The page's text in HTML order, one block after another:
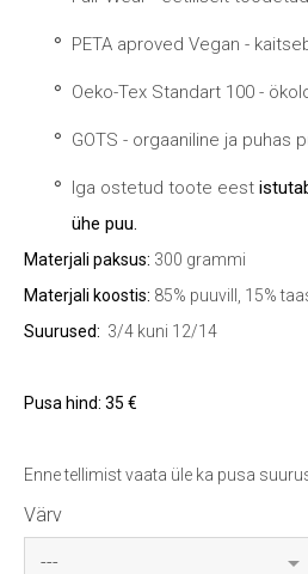
PETA aproved Vegan -
Oeko-Tex Standart 100 -
GOTS - orgaaniline ja puhas
Iga ostetud toote eest
ühe puu.
Materjali paksus: 300 grammi
Materjali koostis: 85% puuvill, 15%
Suurused: 3/4 kuni 12/14
Pusa hind: 35 €
Enne tellimist vaata üle ka pusa
Värv